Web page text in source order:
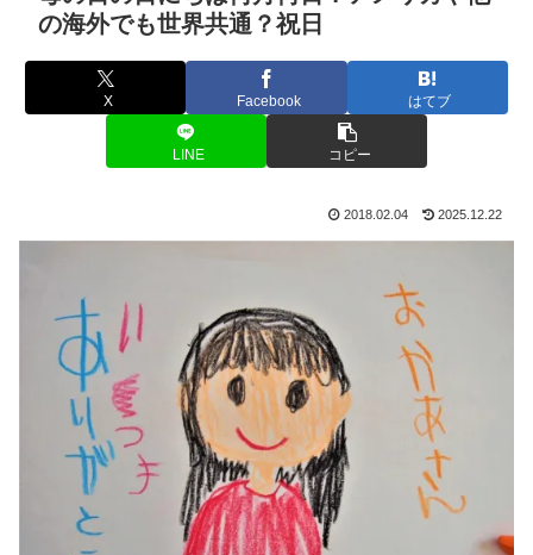
の海外でも世界共通？祝日
X Facebook はてブ
LINE コピー
2018.02.04 2025.12.22